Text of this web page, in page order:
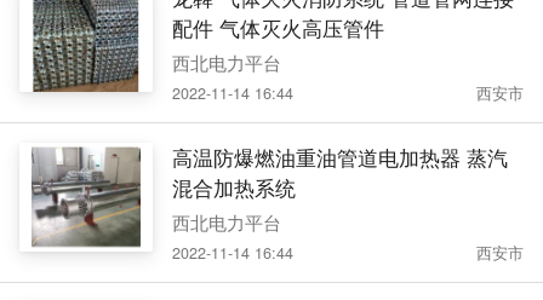
配件 气体灭火高压管件
西北电力平台
2022-11-14 16:44 西安市
高温防爆燃油重油管道电加热器 蒸汽
混合加热系统
西北电力平台
2022-11-14 16:44 西安市